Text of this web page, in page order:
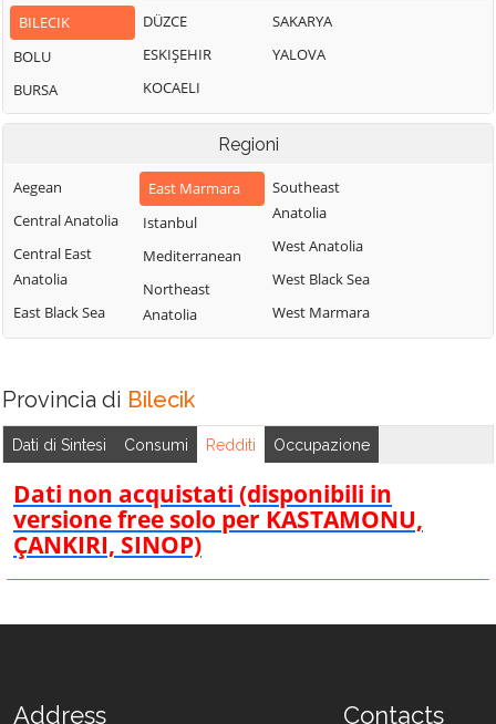
BILECIK
BOLU
BURSA
DÜZCE
ESKIŞEHIR
KOCAELI
SAKARYA
YALOVA
Regioni
Aegean
Central Anatolia
Central East
Anatolia
East Black Sea
East Marmara
Istanbul
Mediterranean
Northeast
Anatolia
Southeast
Anatolia
West Anatolia
West Black Sea
West Marmara
Provincia di Bilecik
Dati di Sintesi Consumi Redditi Occupazione
Dati non acquistati (disponibili in
versione free solo per KASTAMONU,
ÇANKIRI, SINOP)
Address Contacts